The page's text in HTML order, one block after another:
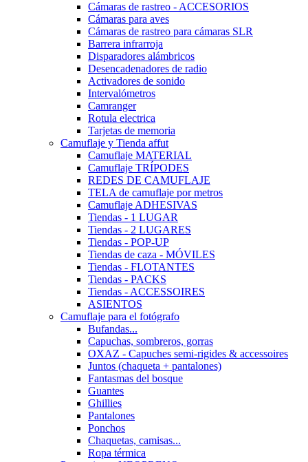
Cámaras de rastreo - ACCESORIOS
Cámaras para aves
Cámaras de rastreo para cámaras SLR
Barrera infrarroja
Disparadores alámbricos
Desencadenadores de radio
Activadores de sonido
Intervalómetros
Camranger
Rotula electrica
Tarjetas de memoria
Camuflaje y Tienda affut
Camuflaje MATERIAL
Camuflaje TRÍPODES
REDES DE CAMUFLAJE
TELA de camuflaje por metros
Camuflaje ADHESIVAS
Tiendas - 1 LUGAR
Tiendas - 2 LUGARES
Tiendas - POP-UP
Tiendas de caza - MÓVILES
Tiendas - FLOTANTES
Tiendas - PACKS
Tiendas - ACCESSOIRES
ASIENTOS
Camuflaje para el fotógrafo
Bufandas...
Capuchas, sombreros, gorras
OXAZ - Capuches semi-rigides & accessoires
Juntos (chaqueta + pantalones)
Fantasmas del bosque
Guantes
Ghillies
Pantalones
Ponchos
Chaquetas, camisas...
Ropa térmica